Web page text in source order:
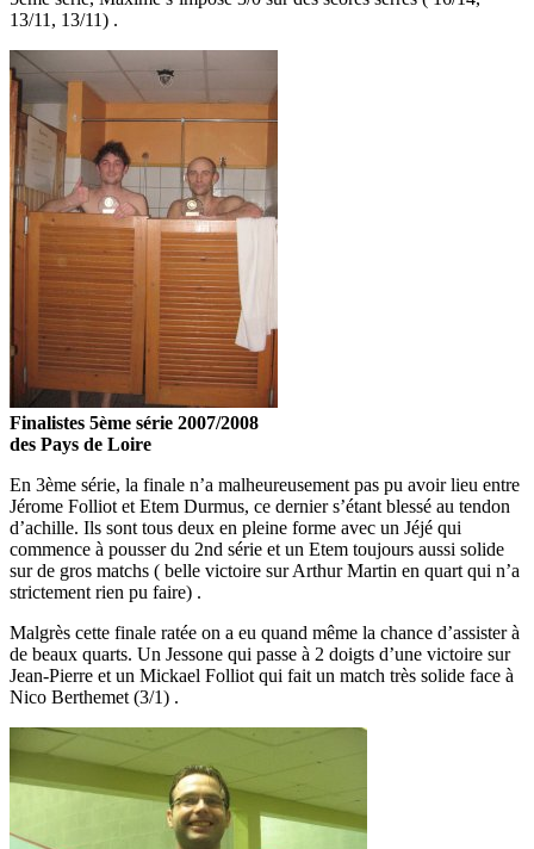
13/11, 13/11) .
Finalistes 5ème série 2007/2008
des Pays de Loire
En 3ème série, la finale n’a malheureusement pas pu avoir lieu entre
Jérome Folliot et Etem Durmus, ce dernier s’étant blessé au tendon
d’achille. Ils sont tous deux en pleine forme avec un Jéjé qui
commence à pousser du 2nd série et un Etem toujours aussi solide
sur de gros matchs ( belle victoire sur Arthur Martin en quart qui n’a
strictement rien pu faire) .
Malgrès cette finale ratée on a eu quand même la chance d’assister à
de beaux quarts. Un Jessone qui passe à 2 doigts d’une victoire sur
Jean-Pierre et un Mickael Folliot qui fait un match très solide face à
Nico Berthemet (3/1) .